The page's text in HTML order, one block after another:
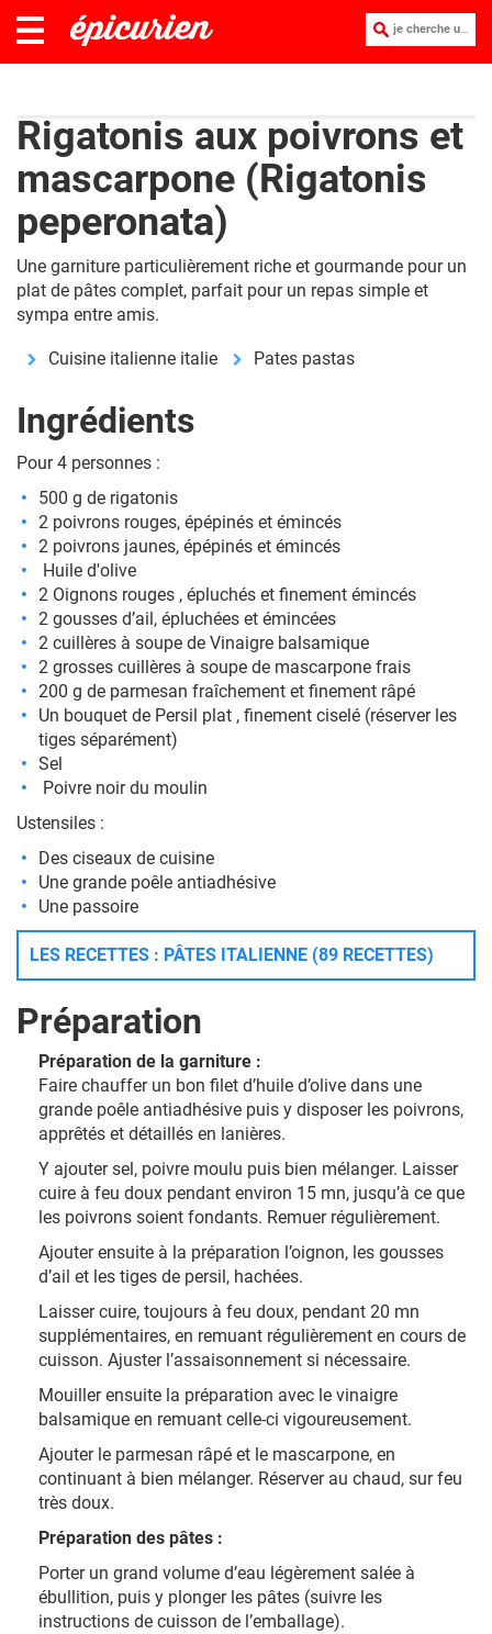
je cherche une recette :
Rigatonis aux poivrons et
mascarpone (Rigatonis
peperonata)
Une garniture particulièrement riche et gourmande pour un
plat de pâtes complet, parfait pour un repas simple et
sympa entre amis.
Cuisine italienne italie Pates pastas
Ingrédients
Pour 4 personnes :
500 g de rigatonis
2 poivrons rouges, épépinés et émincés
2 poivrons jaunes, épépinés et émincés
Huile d'olive
2 Oignons rouges , épluchés et finement émincés
2 gousses d’ail, épluchées et émincées
2 cuillères à soupe de Vinaigre balsamique
2 grosses cuillères à soupe de mascarpone frais
200 g de parmesan fraîchement et finement râpé
Un bouquet de Persil plat , finement ciselé (réserver les
tiges séparément)
Sel
Poivre noir du moulin
Ustensiles :
Des ciseaux de cuisine
Une grande poêle antiadhésive
Une passoire
LES RECETTES : PÂTES ITALIENNE (89 RECETTES)
Préparation
Préparation de la garniture :
Faire chauffer un bon filet d’huile d’olive dans une
grande poêle antiadhésive puis y disposer les poivrons,
apprêtés et détaillés en lanières.
Y ajouter sel, poivre moulu puis bien mélanger. Laisser
cuire à feu doux pendant environ 15 mn, jusqu’à ce que
les poivrons soient fondants. Remuer régulièrement.
Ajouter ensuite à la préparation l’oignon, les gousses
d’ail et les tiges de persil, hachées.
Laisser cuire, toujours à feu doux, pendant 20 mn
supplémentaires, en remuant régulièrement en cours de
cuisson. Ajuster l’assaisonnement si nécessaire.
Mouiller ensuite la préparation avec le vinaigre
balsamique en remuant celle-ci vigoureusement.
Ajouter le parmesan râpé et le mascarpone, en
continuant à bien mélanger. Réserver au chaud, sur feu
très doux.
Préparation des pâtes :
Porter un grand volume d’eau légèrement salée à
ébullition, puis y plonger les pâtes (suivre les
instructions de cuisson de l’emballage).